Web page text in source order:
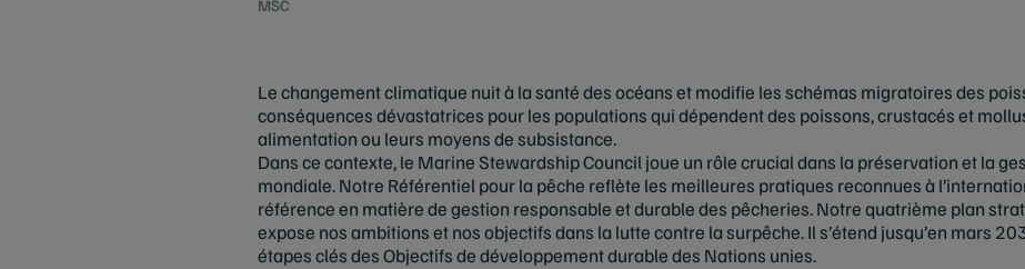
MSC
Le changement climatique nuit à la santé des océans et modifie les schémas migratoires des
conséquences dévastatrices pour les populations qui dépendent des poissons, crustacés et
alimentation ou leurs moyens de subsistance.
Dans ce contexte, le Marine Stewardship Council joue un rôle crucial dans la préservation et la
mondiale. Notre Référentiel pour la pêche reflète les meilleures pratiques reconnues à
référence en matière de gestion responsable et durable des pêcheries. Notre quatrième plan
expose nos ambitions et nos objectifs dans la lutte contre la surpêche. Il s’étend jusqu’en mars
étapes clés des Objectifs de développement durable des Nations unies.